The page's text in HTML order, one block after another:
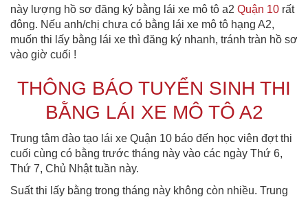
này lượng hồ sơ đăng ký bằng lái xe mô tô a2 Quận 10 rất
đông. Nếu anh/chị chưa có bằng lái xe mô tô hạng A2,
muốn thi lấy bằng lái xe thì đăng ký nhanh, tránh tràn hồ sơ
vào giờ cuối !
THÔNG BÁO TUYỂN SINH THI
BẰNG LÁI XE MÔ TÔ A2
Trung tâm đào tạo lái xe Quận 10 báo đến học viên đợt thi
cuối cùng có bằng trước tháng này vào các ngày Thứ 6,
Thứ 7, Chủ Nhật tuần này.
Suất thi lấy bằng trong tháng này không còn nhiều. Trung